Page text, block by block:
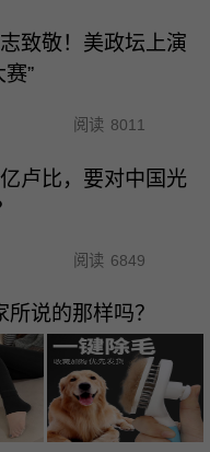
致敬！美政坛上演
”
阅读 8011
卢比，要对中国光
阅读 6849
说的那样吗？